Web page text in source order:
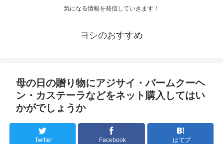
気になる情報を発信していきます！
ヨシのおすすめ
母の日の贈り物にアジサイ・バームクーヘ
ン・カステーラなどをネット購入してはい
かがでしょうか
Twitter Facebook はてブ